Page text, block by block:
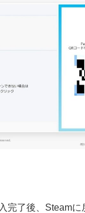
完了後、Steamに